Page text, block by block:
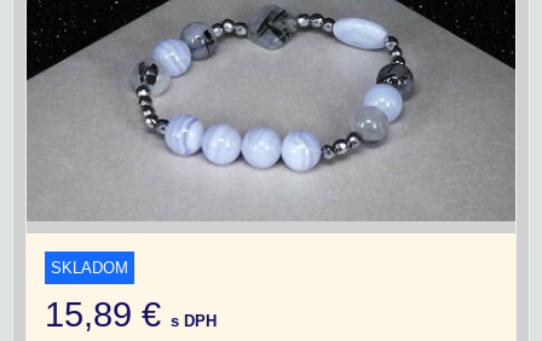
SKLADOM
15,89 € s DPH